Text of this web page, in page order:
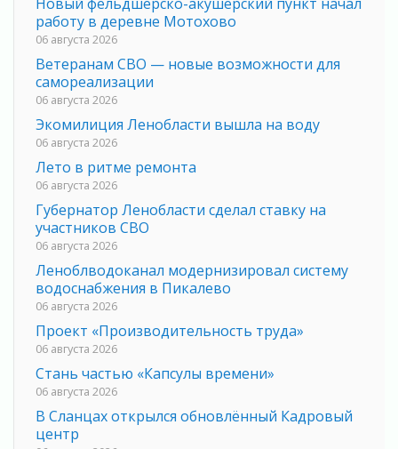
работу в деревне Мотохово
06 августа 2026
Ветеранам СВО — новые возможности для
самореализации
06 августа 2026
Экомилиция Ленобласти вышла на воду
06 августа 2026
Лето в ритме ремонта
06 августа 2026
Губернатор Ленобласти сделал ставку на
участников СВО
06 августа 2026
Леноблводоканал модернизировал систему
водоснабжения в Пикалево
06 августа 2026
Проект «Производительность труда»
06 августа 2026
Стань частью «Капсулы времени»
06 августа 2026
В Сланцах открылся обновлённый Кадровый
центр